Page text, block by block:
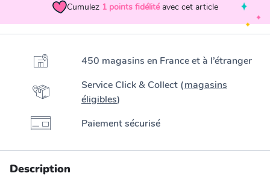
Cumulez 1 points fidélité avec cet article
450 magasins en France et à l’étranger
Service Click & Collect (magasins
éligibles)
Paiement sécurisé
Description